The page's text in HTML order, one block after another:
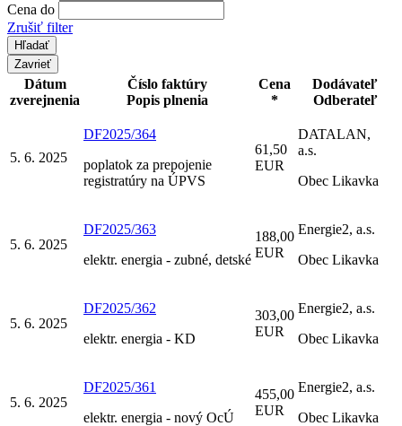
Cena do
Zrušiť filter
Zavrieť
Dátum
zverejnenia
Číslo faktúry
Popis plnenia
Cena
*
Dodávateľ
Odberateľ
5. 6. 2025
DF2025/364
poplatok za prepojenie
registratúry na ÚPVS
61,50
EUR
DATALAN,
a.s.
Obec Likavka
5. 6. 2025
DF2025/363
elektr. energia - zubné, detské
188,00
EUR
Energie2, a.s.
Obec Likavka
5. 6. 2025
DF2025/362
elektr. energia - KD
303,00
EUR
Energie2, a.s.
Obec Likavka
5. 6. 2025
DF2025/361
elektr. energia - nový OcÚ
455,00
EUR
Energie2, a.s.
Obec Likavka